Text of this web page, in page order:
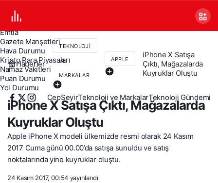
Covid 19
Döviz Kurları
Emtia
Gazete Manşetleri
Hava Durumu
Kripto Para Piyasaları
Namaz Vakitleri
Puan Durumu
Yol Durumu
CepSeyirTeknoloji ve MarkalarTeknoloji Gündemi
Haberler
TEKNOLOJI
VE
MARKALAR
APPLE
iPhone X Satışa
Çıktı, Mağazalarda
Kuyruklar Oluştu
iPhone X Satışa Çıktı, Mağazalarda
Kuyruklar Oluştu
Apple iPhone X modeli ülkemizde resmi olarak 24 Kasım
2017 Cuma günü 00.00’da satışa sunuldu ve satış
noktalarında yine kuyruklar oluştu.
24 Kasım 2017, 00:54 yayınlandı